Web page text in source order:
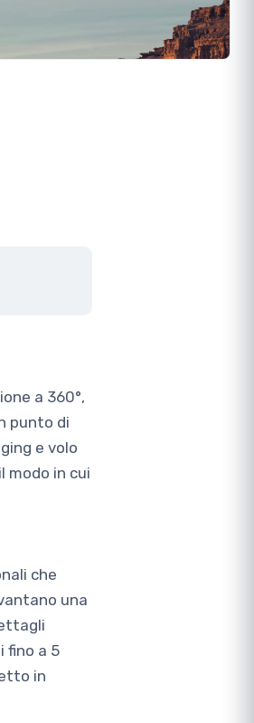
a 360°,
punto di
e volo
modo in cui
che
una
fino a 5
in